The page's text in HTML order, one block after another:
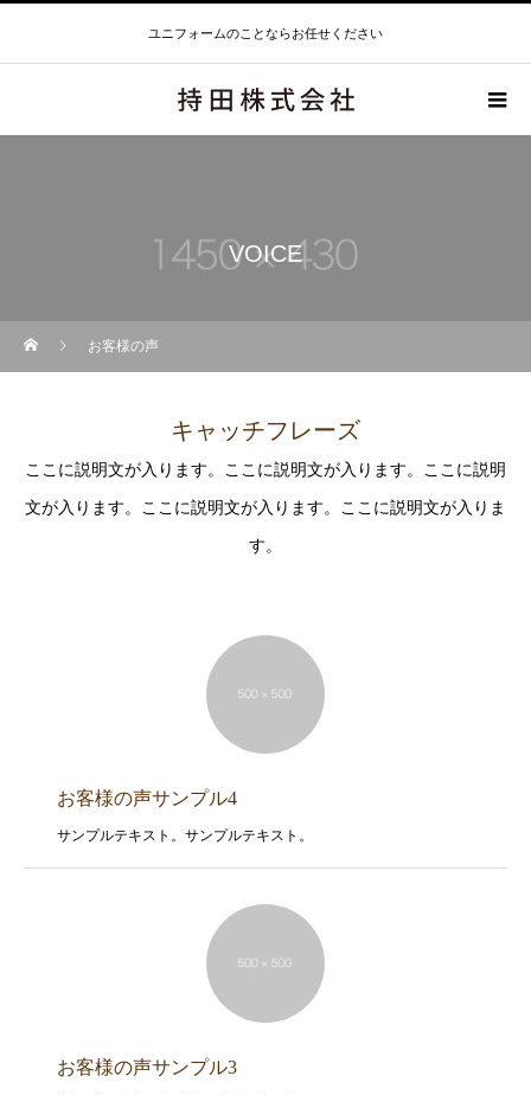
ユニフォームのことならお任せください
VOICE
お客様の声
キャッチフレーズ
ここに説明文が入ります。ここに説明文が入ります。ここに説明
文が入ります。ここに説明文が入ります。ここに説明文が入りま
す。
お客様の声サンプル4
サンプルテキスト。サンプルテキスト。
お客様の声サンプル3